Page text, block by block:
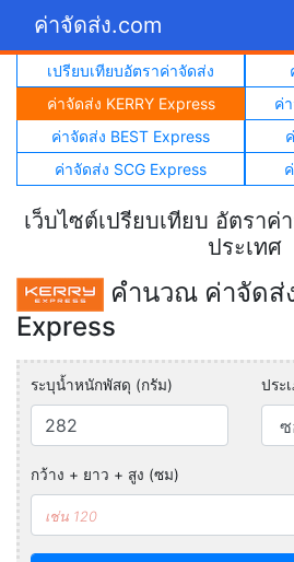
ค่าจัดส่ง.com
เปรียบเทียบอัตราค่าจัดส่ง
ค่าจัดส่ง KERRY Express
ค่
ค่าจัดส่ง BEST Express
ค่าจัดส่ง SCG Express
เว็บไซต์เปรียบเทียบ อัตรา
ประเทศ
คำนวณ ค่าจัดส่ง
Express
ระบุน้ำหนักพัสดุ (กรัม) ประ
กว้าง + ยาว + สูง (ซม)